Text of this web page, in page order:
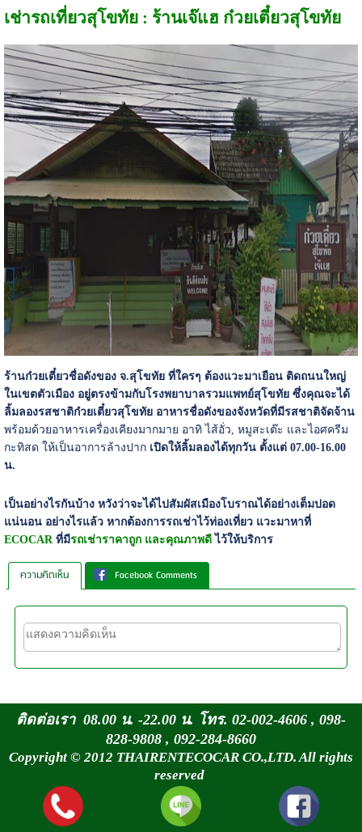
เช่ารถเที่ยวสุโขทัย : ร้านเจ๊แฮ ก๋วยเตี๋ยวสุโขทัย
ร้านก๋วยเตี๋ยวชื่อดังของ จ.สุโขทัย ที่ใครๆ ต้องแวะมาเยือน ติดถนนใหญ่
ในเขตตัวเมือง อยู่ตรงข้ามกับโรงพยาบาลรวมแพทย์สุโขทัย ซึ่งคุณจะได้
ลิ้มลองรสชาติก๋วยเตี๋ยวสุโขทัย อาหารชื่อดังของจังหวัดที่มีรสชาติจัดจ้าน
พร้อมด้วยอาหารเครื่องเคียงมากมาย อาทิ ไส้อั่ว, หมูสะเต๊ะ และไอศครีม
กะทิสด ให้เป็นอาการล้างปาก เปิดให้ลิ้มลองได้ทุกวัน ตั้งแต่ 07.00-16.00
น.
เป็นอย่างไรกันบ้าง หวังว่าจะได้ไปสัมผัสเมืองโบราณได้อย่างเต็มปอด
แน่นอน อย่างไรแล้ว หากต้องการรถเช่าไว้ท่องเที่ยว แวะมาหาที่
ECOCAR ที่มีรถเช่าราคาถูก และคุณภาพดีไว้ให้บริการ
ความคิดเห็น Facebook Comments
ติดต่อเรา 08.00 น. -22.00 น. โทร. 02-002-4606 , 098-
828-9808 , 092-284-8660
Copyright © 2012 THAIRENTECOCAR CO.,LTD. All rights
reserved